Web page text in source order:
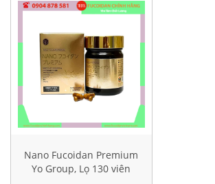
Nano Fucoidan Premium
Yo Group, Lọ 130 viên